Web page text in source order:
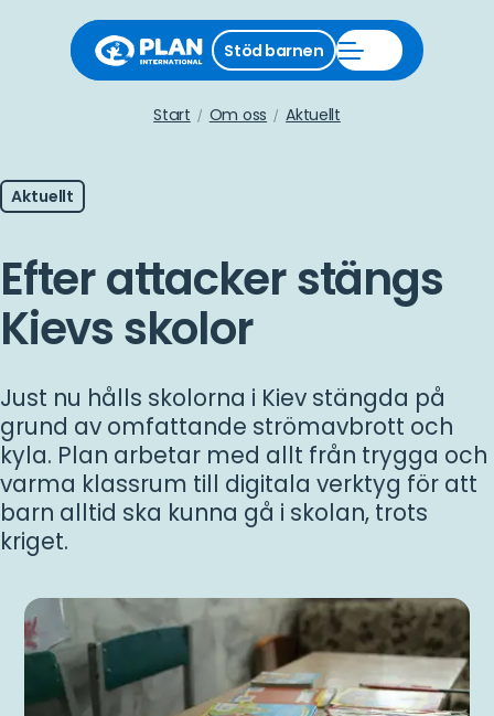
Start Om oss Aktuellt
Stäng
stödmeny
Stöd barnen
Stöd
barnen
Öppna
meny
Aktuellt
Efter attacker stängs
Kievs skolor
Just nu hålls skolorna i Kiev stängda på
grund av omfattande strömavbrott och
kyla. Plan arbetar med allt från trygga och
varma klassrum till digitala verktyg för att
barn alltid ska kunna gå i skolan, trots
kriget.